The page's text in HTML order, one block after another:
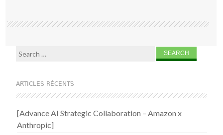
Search for:
ARTICLES RÉCENTS
[Advance AI Strategic Collaboration – Amazon x
Anthropic]